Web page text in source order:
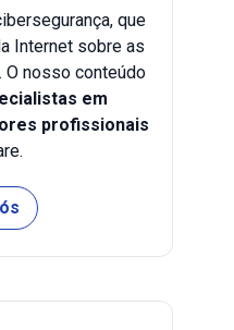
que
Internet sobre as
nosso conteúdo
em
profissionais